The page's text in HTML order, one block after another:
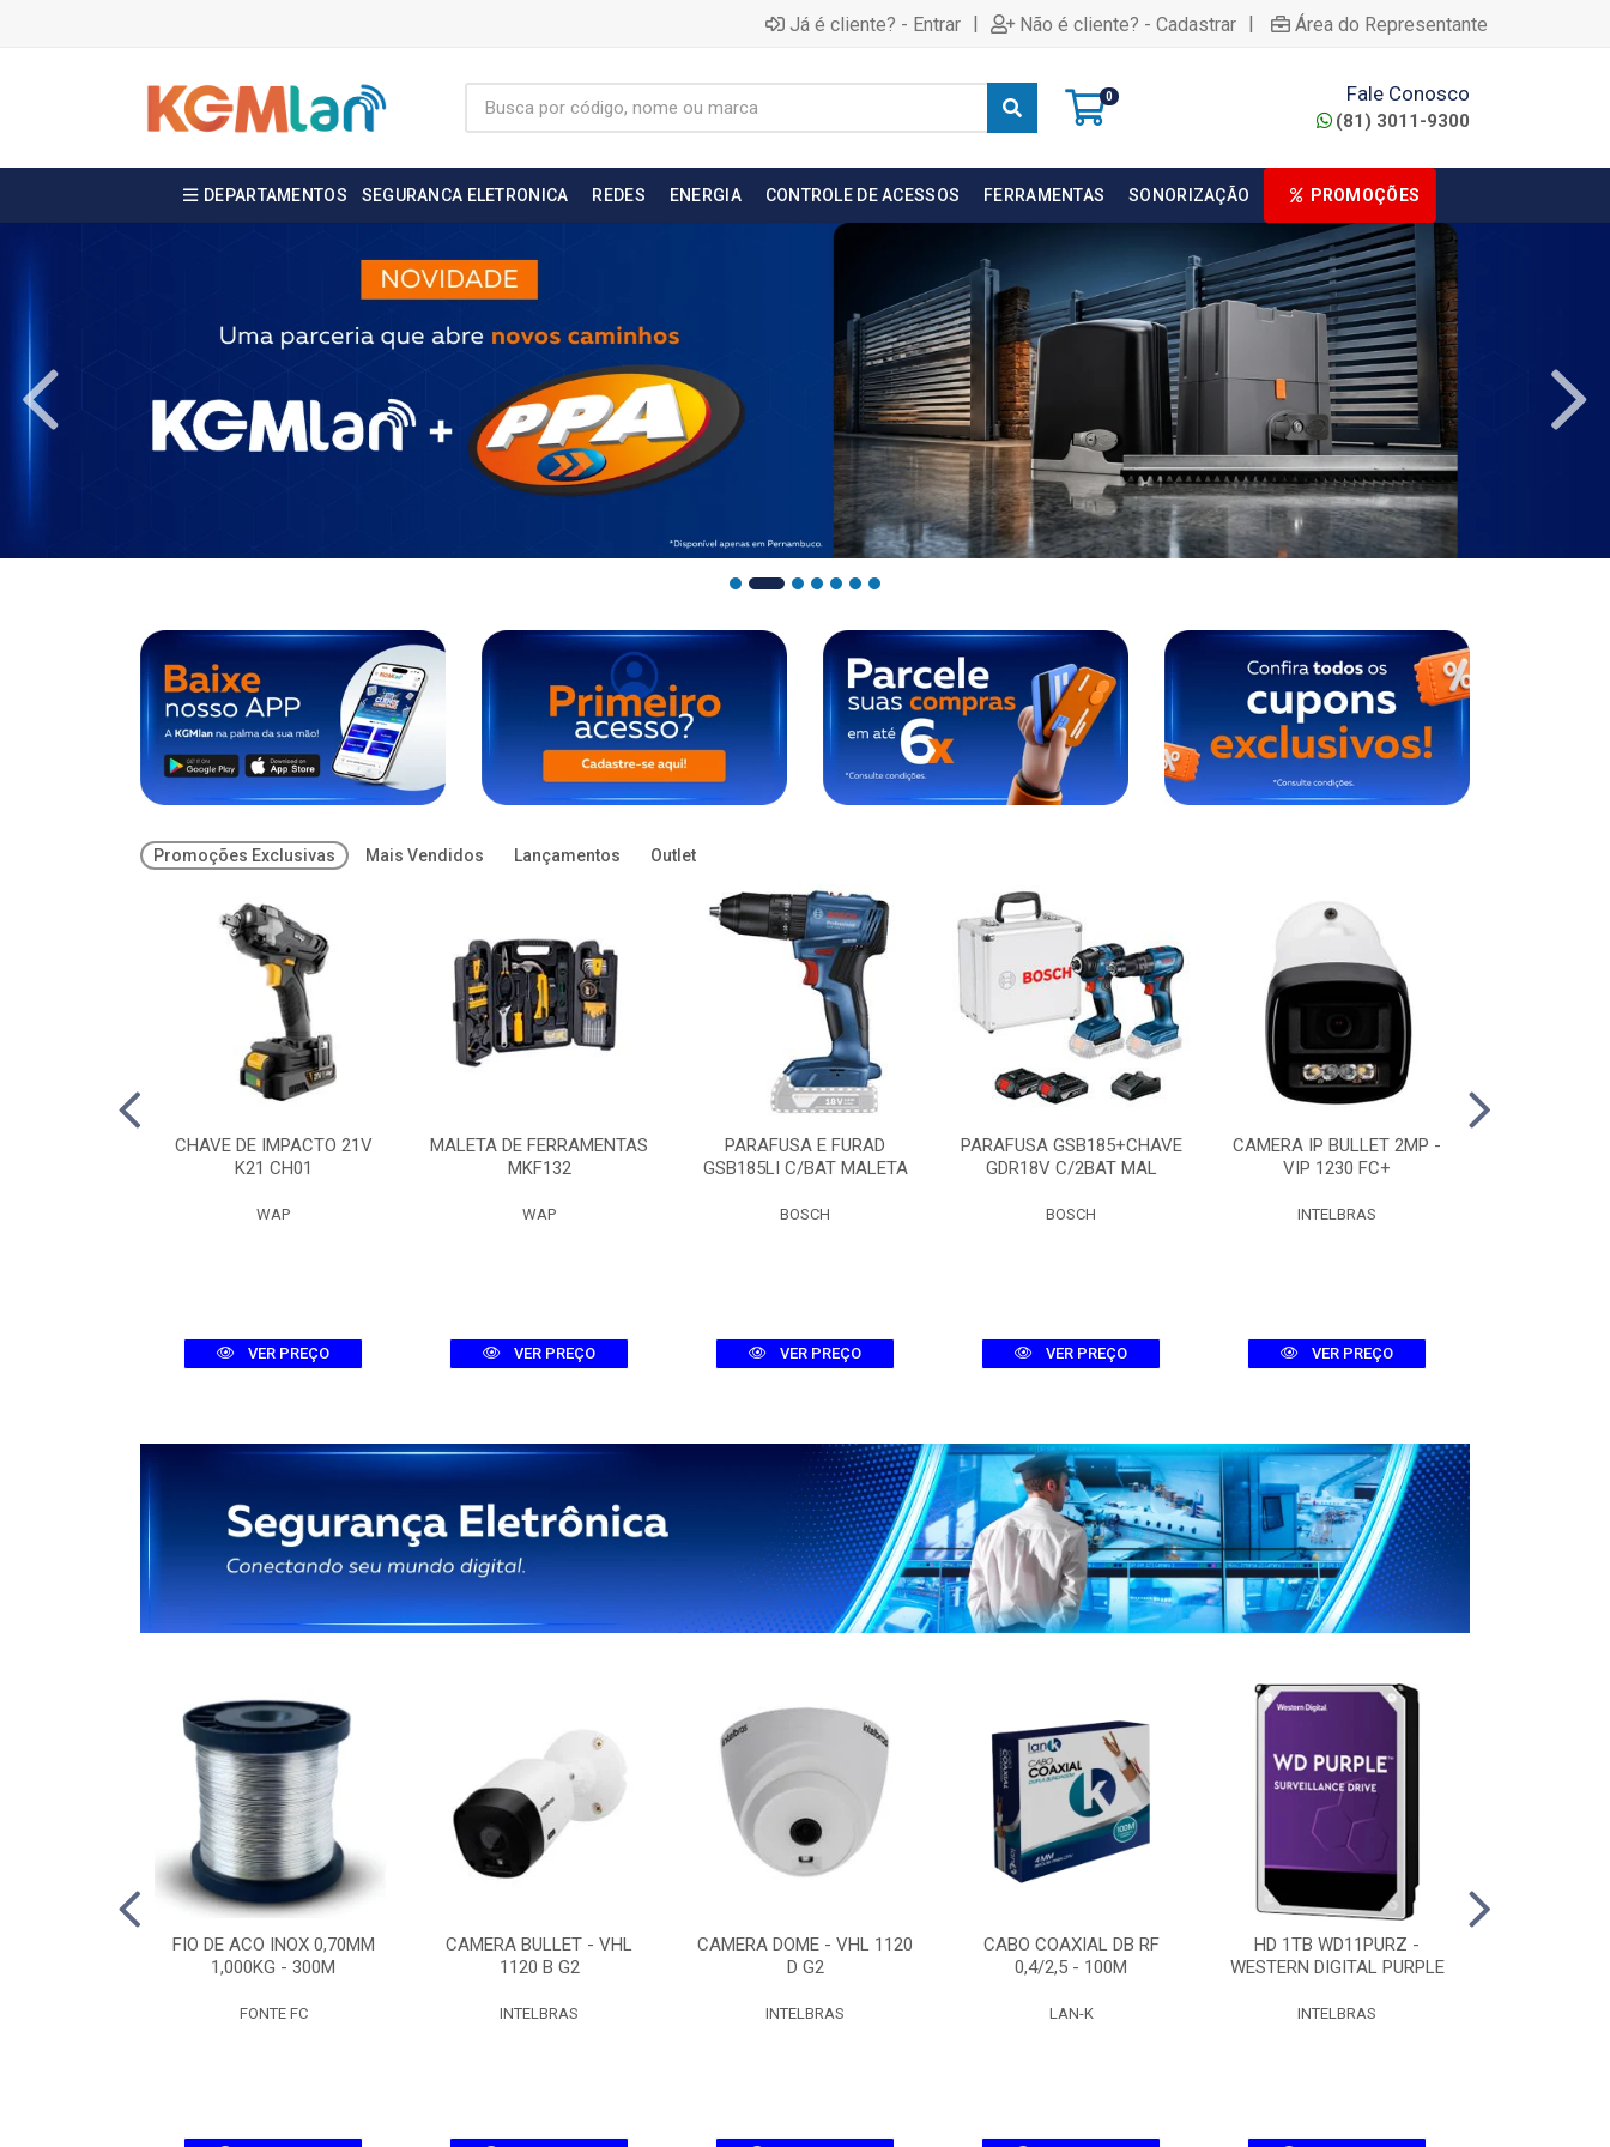
Já é cliente? - Entrar | Não é cliente? - Cadastrar | Área do Representante
0 Fale Conosco
(81) 3011-9300
DEPARTAMENTOS SEGURANCA ELETRONICA REDES ENERGIA CONTROLE DE ACESSOS FERRAMENTAS SONORIZAÇÃO PROMOÇÕES
Promoções Exclusivas Mais Vendidos Lançamentos Outlet
CHAVE DE IMPACTO 21V
K21 CH01
WAP
VER PREÇO
MALETA DE FERRAMENTAS
MKF132
WAP
VER PREÇO
PARAFUSA E FURAD
GSB185LI C/BAT MALETA
BOSCH
VER PREÇO
PARAFUSA GSB185+CHAVE
GDR18V C/2BAT MAL
BOSCH
VER PREÇO
CAMERA IP BULLET 2MP -
VIP 1230 FC+
INTELBRAS
VER PREÇO
FIO DE ACO INOX 0,70MM
1,000KG - 300M
FONTE FC
CAMERA BULLET - VHL
1120 B G2
INTELBRAS
CAMERA DOME - VHL 1120
D G2
INTELBRAS
CABO COAXIAL DB RF
0,4/2,5 - 100M
LAN-K
HD 1TB WD11PURZ -
WESTERN DIGITAL PURPLE
INTELBRAS